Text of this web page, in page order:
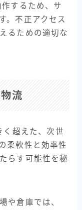
するため、サ
。不正アクセス
るための適切な
流
超えた、次世
柔軟性と効率性
らす可能性を秘
や倉庫では、